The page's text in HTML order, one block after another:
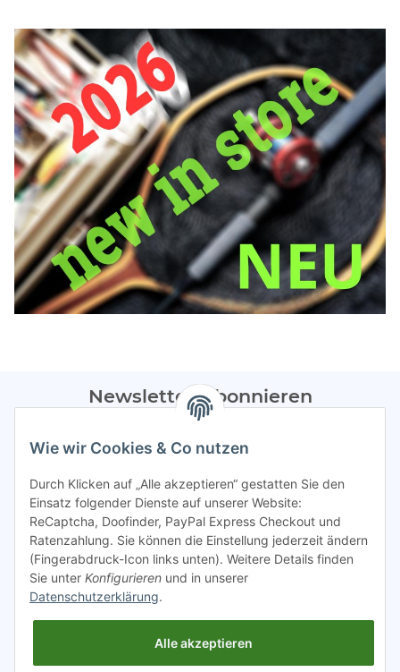
Newsletter Abonnieren
Bitte sendet mir entsprechend eurer
regelmäßig Infos zu euren Aktionen per E-Mail zu.
Abonnieren
Spamschutz aktiv
Gesetzliche Informationen
Wie wir Cookies & Co nutzen
Durch Klicken auf „Alle akzeptieren“ gestatten Sie den
Einsatz folgender Dienste auf unserer Website:
ReCaptcha, Doofinder, PayPal Express Checkout und
Ratenzahlung. Sie können die Einstellung jederzeit ändern
(Fingerabdruck-Icon links unten). Weitere Details finden
Sie unter Konfigurieren und in unserer
Datenschutzerklärung.
Alle akzeptieren